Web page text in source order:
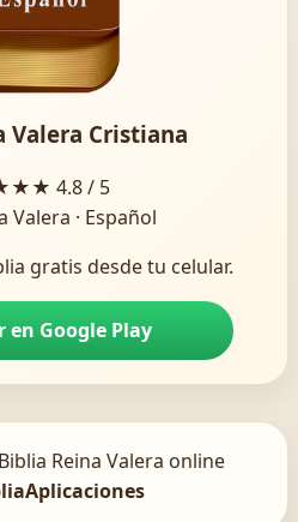
Valera Cristiana
4.8 / 5
Valera · Español
gratis desde tu celular.
en Google Play
Reina Valera online
Aplicaciones